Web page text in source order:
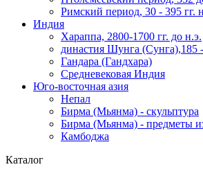
Римский период, 30 - 395 гг.
Индия
Хараппа, 2800-1700 гг. до н.э.
династия Шунга (Сунга),185 -
Гандара (Гандхара)
Средневековая Индия
Юго-восточная азия
Непал
Бирма (Мьянма) - скульптура
Бирма (Мьянма) - предметы
Камбоджа
Каталог